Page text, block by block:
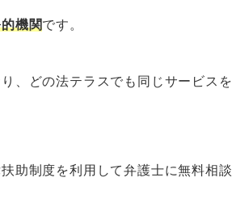
機関です。
、どの法テラスでも同じサービスを
助制度を利用して弁護士に無料相談